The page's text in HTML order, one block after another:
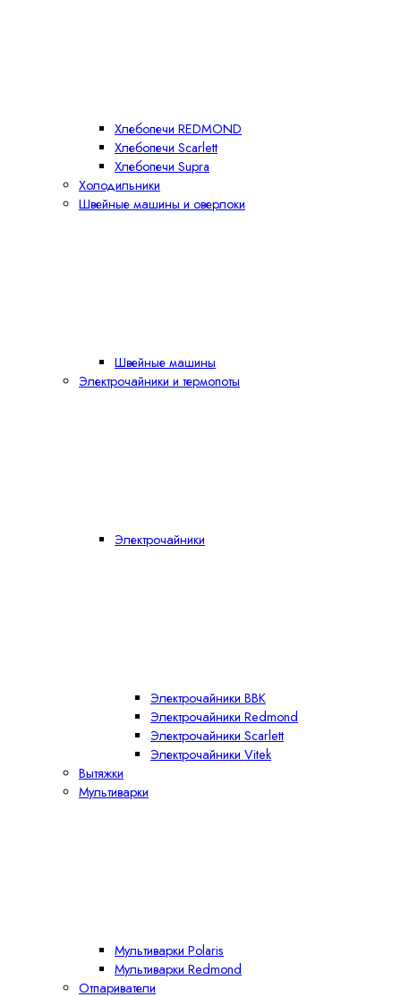
Хлебопечи REDMOND
Хлебопечи Scarlett
Хлебопечи Supra
Холодильники
Швейные машины и оверлоки
Швейные машины
Электрочайники и термопоты
Электрочайники
Электрочайники BBK
Электрочайники Redmond
Электрочайники Scarlett
Электрочайники Vitek
Вытяжки
Мультиварки
Мультиварки Polaris
Мультиварки Redmond
Отпариватели